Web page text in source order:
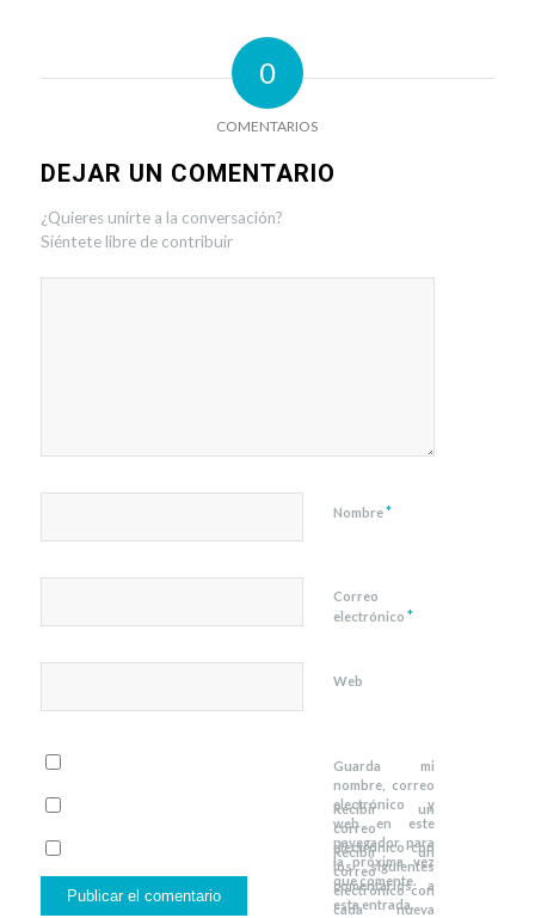
0
COMENTARIOS
DEJAR UN COMENTARIO
¿Quieres unirte a la conversación?
Siéntete libre de contribuir
Nombre*
Correo
electrónico *
Web
Guarda mi
nombre, correo
electrónico y
web en este
navegador para
la próxima vez
que comente.
Recibir un
correo
electrónico con
los siguientes
comentarios a
esta entrada.
Recibir un
correo
electrónico con
cada nueva